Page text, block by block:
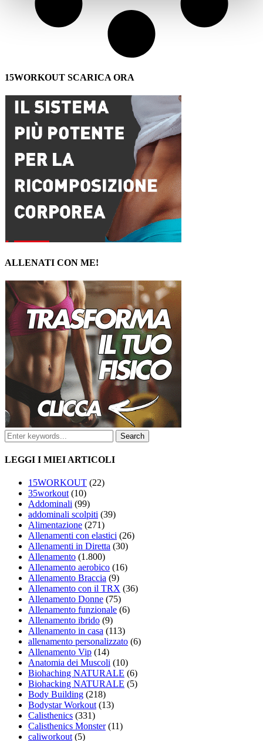
15WORKOUT SCARICA ORA
ALLENATI CON ME!
LEGGI I MIEI ARTICOLI
15WORKOUT (22)
35workout(10)
Addominali (99)
addominali scolpiti (39)
Alimentazione (271)
Allenamenti con elastici (26)
Allenamenti in Diretta (30)
Allenamento (1.800)
Allenamento aerobico (16)
Allenamento Braccia (9)
Allenamento con il TRX (36)
Allenamento Donne (75)
Allenamento funzionale (6)
Allenamento ibrido (9)
Allenamento in casa (113)
allenamento personalizzato (6)
Allenamento Vip (14)
Anatomia dei Muscoli (10)
Biohaching NATURALE (6)
Biohacking NATURALE (5)
Body Building (218)
Bodystar Workout(13)
Calisthenics (331)
Calisthenics Monster(11)
caliworkout(5)